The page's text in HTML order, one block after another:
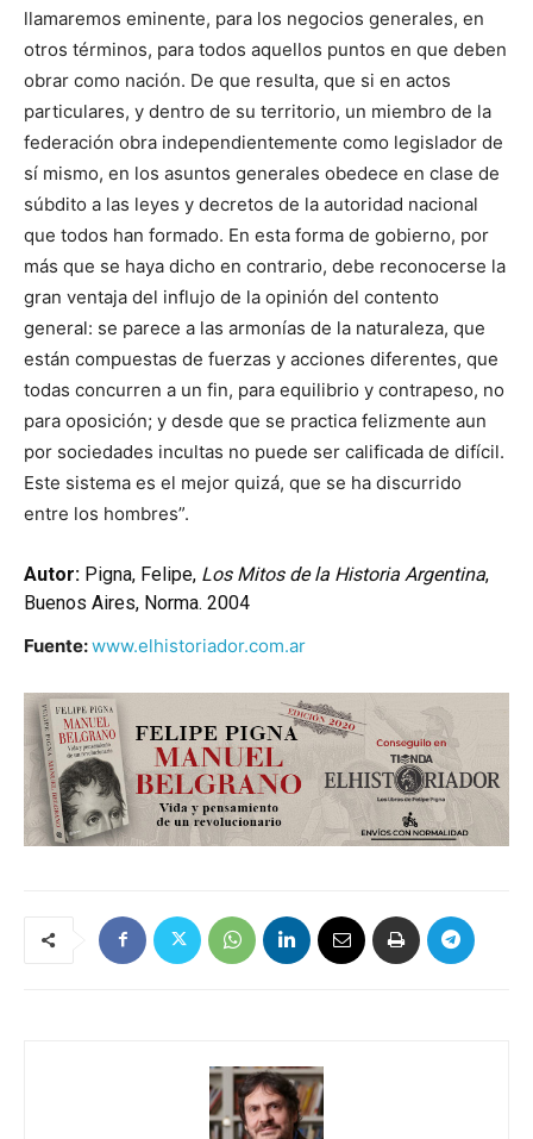
llamaremos eminente, para los negocios generales, en
otros términos, para todos aquellos puntos en que deben
obrar como nación. De que resulta, que si en actos
particulares, y dentro de su territorio, un miembro de la
federación obra independientemente como legislador de
sí mismo, en los asuntos generales obedece en clase de
súbdito a las leyes y decretos de la autoridad nacional
que todos han formado. En esta forma de gobierno, por
más que se haya dicho en contrario, debe reconocerse la
gran ventaja del influjo de la opinión del contento
general: se parece a las armonías de la naturaleza, que
están compuestas de fuerzas y acciones diferentes, que
todas concurren a un fin, para equilibrio y contrapeso, no
para oposición; y desde que se practica felizmente aun
por sociedades incultas no puede ser calificada de difícil.
Este sistema es el mejor quizá, que se ha discurrido
entre los hombres”.
Autor: Pigna, Felipe, Los Mitos de la Historia Argentina,
Buenos Aires, Norma. 2004
Fuente:www.elhistoriador.com.ar